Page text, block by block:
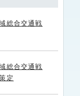
総合交通戦
総合交通戦
定